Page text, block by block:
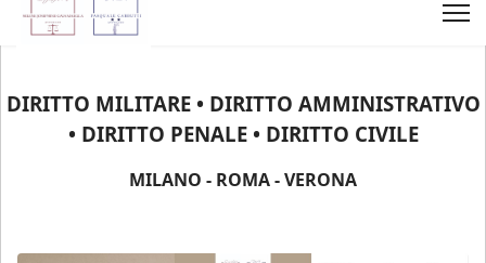
DIRITTO MILITARE • DIRITTO AMMINISTRATIVO
• DIRITTO PENALE • DIRITTO CIVILE
MILANO - ROMA - VERONA